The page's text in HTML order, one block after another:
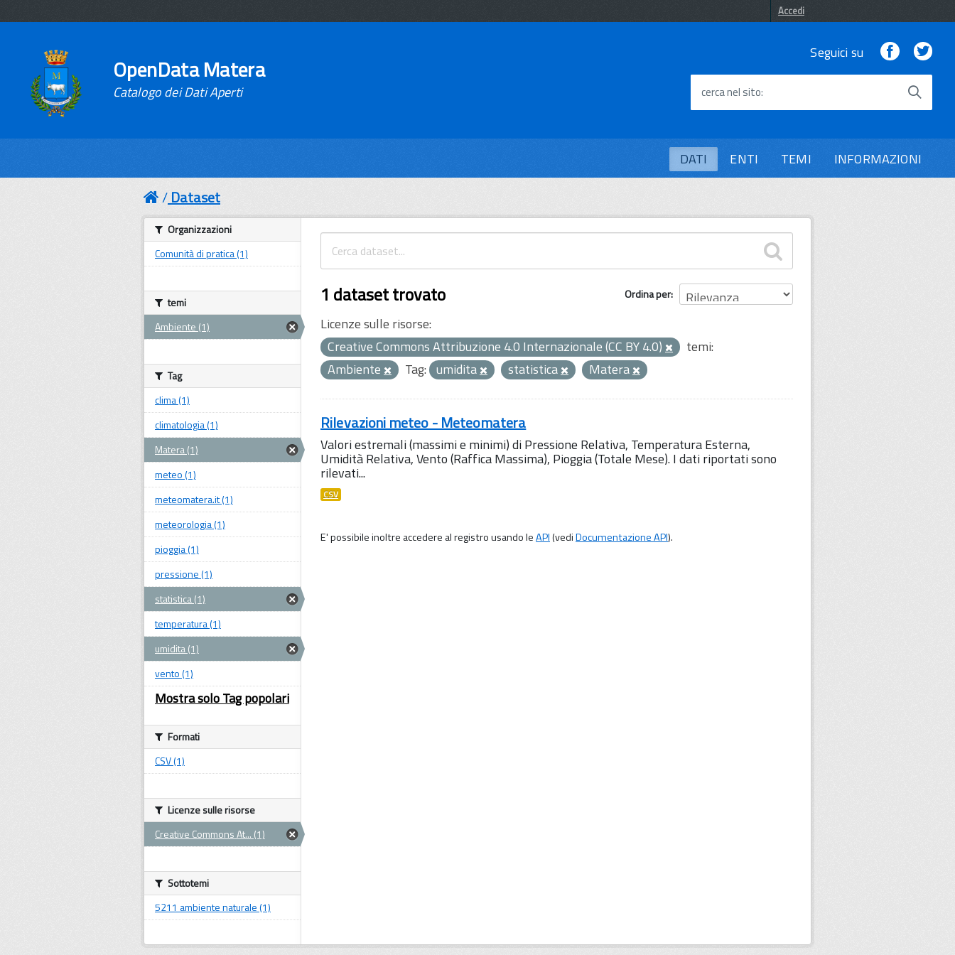
Accedi
OpenData Matera
Catalogo dei Dati Aperti
Seguici su Facebook
cerca nel sito
DATI ENTI TEMI INFORMAZIONI
Dataset
Ordina per
1 dataset trovato
Licenze sulle risorse:
Creative Commons Attribuzione 4.0 Internazionale (CC BY 4.0)
temi:
Ambiente
Tag: umidita statistica Matera
Rilevazioni meteo - Meteomatera
Valori estremali (massimi e minimi) di Pressione Relativa, Temperatura Esterna,
Umidità Relativa, Vento (Raffica Massima), Pioggia (Totale Mese). I dati riportati sono
rilevati...
CSV
E' possibile inoltre accedere al registro usando leAPI(vediDocumentazione API).
Organizzazioni
Comunità di pratica (1)
temi
Ambiente (1)
Tag
clima (1)
climatologia (1)
Matera (1)
meteo (1)
meteomatera.it (1)
meteorologia (1)
pioggia (1)
pressione (1)
statistica (1)
temperatura (1)
umidita (1)
vento (1)
Mostra solo Tag popolari
Formati
CSV (1)
Licenze sulle risorse
Creative Commons At... (1)
Sottotemi
5211 ambiente naturale (1)